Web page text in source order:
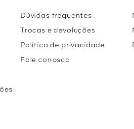
Dúvidas frequentes
Trocas e devoluções
Política de privacidade
Fale conosco